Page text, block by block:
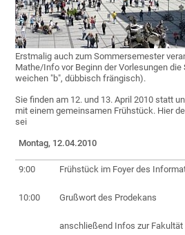
Erstmalig auch zum Sommersemester
Mathe/Info vor Beginn der Vorlesungen die
weichen "b", dübbisch frängisch).
Sie finden am 12. und 13. April 2010 statt
mit einem gemeinsamen Frühstück. Hier
sei
Montag, 12.04.2010
9:00 Frühstück im Foyer des
10:00 Grußwort des Prodekans
anschließend Infos zur Fakultät